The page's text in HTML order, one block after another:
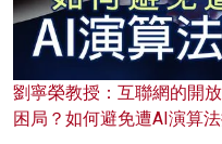
劉寧榮教授：互聯網的開
困局？如何避免遭AI演算